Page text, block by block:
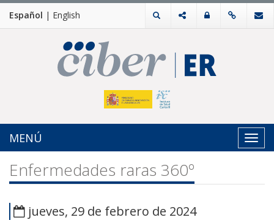
Español | English
MENÚ
Enfermedades raras 360º
jueves, 29 de febrero de 2024